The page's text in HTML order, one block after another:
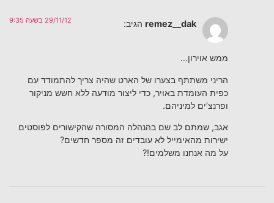
remez__dak הגיב: 29/11/12 בשעה 9:35
ממש אוירון…
הריני משתתף בצערו של הארט שהיה צריך להתמודד עם
כפית העומדת באויר, כדי ליצור מודעה ללא חשש מניקור
ופרנצ’ים למיניהם.
אגב, שמתם לב שם בהנהלה המסורה שהקישורים לפוסטים
ישירות מהאימייל לא עובדים זה מספר חדשים?
על מה אנחנו משלמים!?